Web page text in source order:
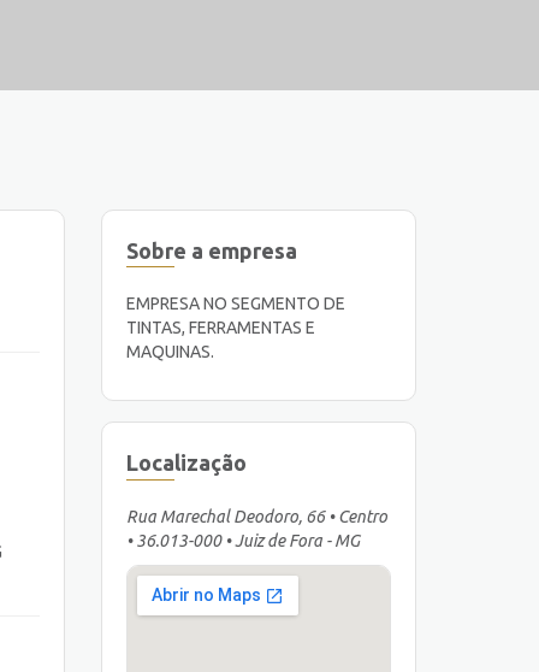
Sobre a empresa
EMPRESA NO SEGMENTO DE
TINTAS, FERRAMENTAS E
MAQUINAS.
Localização
Rua Marechal Deodoro, 66 • Centro
• 36.013-000 • Juiz de Fora - MG